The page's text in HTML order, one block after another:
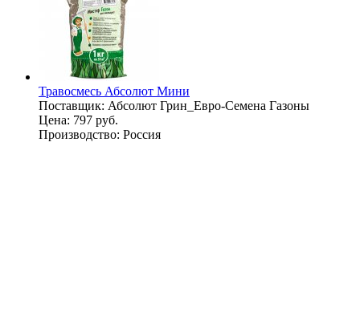
Травосмесь Абсолют Мини
Поставщик: Абсолют Грин_Евро-Семена Газоны
Цена: 797 руб.
Производство: Россия